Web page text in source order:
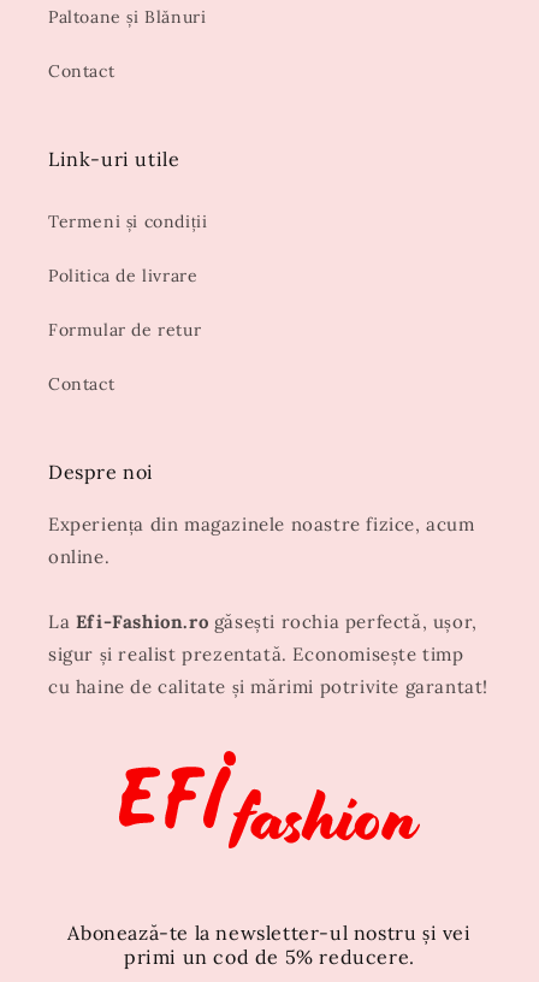
Paltoane și Blănuri
Contact
Link-uri utile
Termeni și condiții
Politica de livrare
Formular de retur
Contact
Despre noi
Experiența din magazinele noastre fizice, acum
online.
La Efi-Fashion.ro găsești rochia perfectă, ușor,
sigur și realist prezentată. Economisește timp
cu haine de calitate și mărimi potrivite garantat!
Abonează-te la newsletter-ul nostru și vei
primi un cod de 5% reducere.